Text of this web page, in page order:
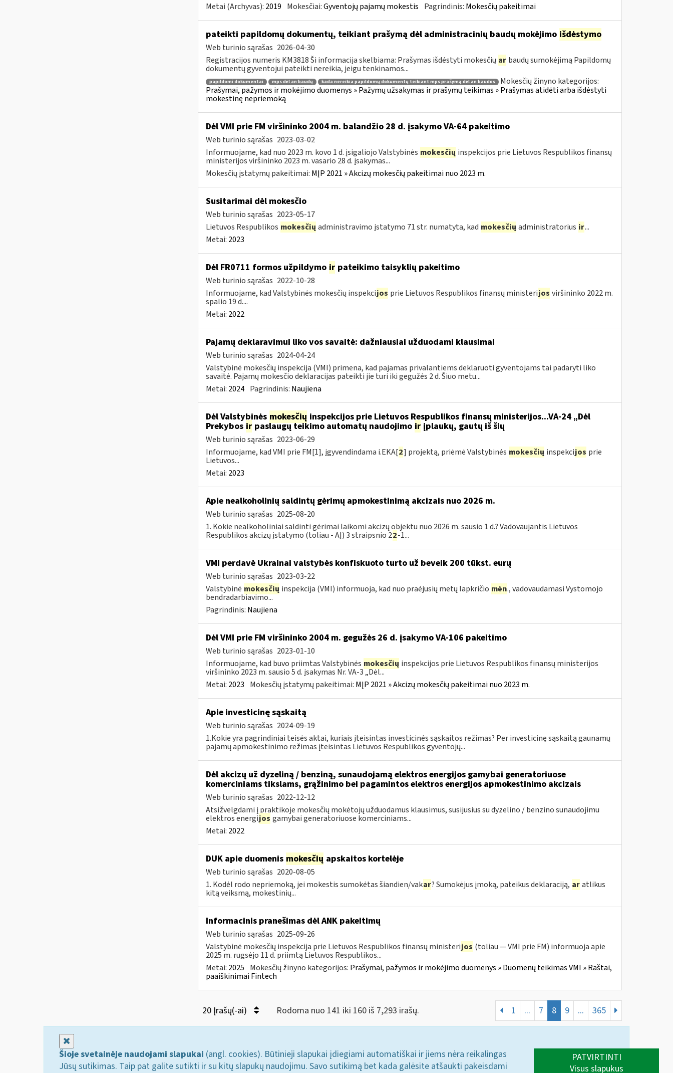
Metai (Archyvas): 2019 Mokesčiai:Gyventojų pajamų mokestis Pagrindinis: Mokesčių pakeitimai
pateikti papildomų dokumentų, teikiant prašymą dėl administracinių baudų mokėjimo išdėstymo
Web turinio sąrašas 2026-04-30
Registracijos numeris KM3818 Ši informacija skelbiama: Prašymas išdėstyti mokesčių ar baudų sumokėjimą Papildomų
dokumentų gyventojui pateikti nereikia, jeigu tenkinamos...
papildomi dokumentai mps dėl an baudų kada nereikia papildomų dokumentų teikiant mps prašymą dėl an baudos
Mokesčių žinyno kategorijos:
Prašymai, pažymos ir mokėjimo duomenys » Pažymų užsakymas ir prašymų teikimas » Prašymas atidėti arba išdėstyti
mokestinę nepriemoką
Dėl VMI prie FM viršininko 2004 m. balandžio 28 d. įsakymo VA-64 pakeitimo
Web turinio sąrašas 2023-03-02
Informuojame, kad nuo 2023 m. kovo 1 d. įsigaliojo Valstybinės mokesčių inspekcijos prie Lietuvos Respublikos finansų
ministerijos viršininko 2023 m. vasario 28 d. įsakymas...
Mokesčių įstatymų pakeitimai: MĮP 2021 » Akcizų mokesčių pakeitimai nuo 2023 m.
Susitarimai dėl mokesčio
Web turinio sąrašas 2023-05-17
Lietuvos Respublikos mokesčių administravimo įstatymo 71 str. numatyta, kad mokesčių administratorius ir...
Metai: 2023
Dėl FR0711 formos užpildymo irpateikimo taisyklių pakeitimo
Web turinio sąrašas 2022-10-28
Informuojame, kad Valstybinės mokesčių inspekcijos prie Lietuvos Respublikos finansų ministerijos viršininko 2022 m.
spalio 19 d....
Metai: 2022
Pajamų deklaravimui liko vos savaitė: dažniausiai užduodami klausimai
Web turinio sąrašas 2024-04-24
Valstybinė mokesčių inspekcija (VMI) primena, kad pajamas privalantiems deklaruoti gyventojams tai padaryti liko
savaitė. Pajamų mokesčio deklaracijas pateikti jie turi iki gegužės 2 d. Šiuo metu...
Metai: 2024 Pagrindinis: Naujiena
Dėl Valstybinės mokesčių inspekcijos prie Lietuvos Respublikos finansų ministerijos...VA-24 „Dėl
Prekybos irpaslaugų teikimo automatų naudojimo irįplaukų, gautų iš šių
Web turinio sąrašas 2023-06-29
Informuojame, kad VMI prie FM[1], įgyvendindama i.EKA[2] projektą, priėmė Valstybinės mokesčių inspekcijos prie
Lietuvos...
Metai: 2023
Apie nealkoholinių saldintų gėrimų apmokestinimą akcizais nuo 2026 m.
Web turinio sąrašas 2025-08-20
1. Kokie nealkoholiniai saldinti gėrimai laikomi akcizų objektu nuo 2026 m. sausio 1 d.? Vadovaujantis Lietuvos
Respublikos akcizų įstatymo (toliau - AĮ) 3 straipsnio 22-1...
VMI perdavė Ukrainai valstybės konfiskuoto turto už beveik 200 tūkst. eurų
Web turinio sąrašas 2023-03-22
Valstybinė mokesčių inspekcija (VMI) informuoja, kad nuo praėjusių metų lapkričio mėn., vadovaudamasi Vystomojo
bendradarbiavimo...
Pagrindinis: Naujiena
Dėl VMI prie FM viršininko 2004 m. gegužės 26 d. įsakymo VA-106 pakeitimo
Web turinio sąrašas 2023-01-10
Informuojame, kad buvo priimtas Valstybinės mokesčių inspekcijos prie Lietuvos Respublikos finansų ministerijos
viršininko 2023 m. sausio 5 d. įsakymas Nr. VA-3 „Dėl...
Metai: 2023 Mokesčių įstatymų pakeitimai: MĮP 2021 » Akcizų mokesčių pakeitimai nuo 2023 m.
Apie investicinę sąskaitą
Web turinio sąrašas 2024-09-19
1.Kokie yra pagrindiniai teisės aktai, kuriais įteisintas investicinės sąskaitos režimas? Per investicinę sąskaitą gaunamų
pajamų apmokestinimo režimas įteisintas Lietuvos Respublikos gyventojų...
Dėl akcizų už dyzeliną / benziną, sunaudojamą elektros energijos gamybai generatoriuose
komerciniams tikslams, grąžinimo bei pagamintos elektros energijos apmokestinimo akcizais
Web turinio sąrašas 2022-12-12
Atsižvelgdami į praktikoje mokesčių mokėtojų užduodamus klausimus, susijusius su dyzelino / benzino sunaudojimu
elektros energijos gamybai generatoriuose komerciniams...
Metai: 2022
DUK apie duomenis mokesčių apskaitos kortelėje
Web turinio sąrašas 2020-08-05
1. Kodėl rodo nepriemoką, jei mokestis sumokėtas šiandien/vakar? Sumokėjus įmoką, pateikus deklaraciją, ar atlikus
kitą veiksmą, mokestinių...
Informacinis pranešimas dėl ANK pakeitimų
Web turinio sąrašas 2025-09-26
Valstybinė mokesčių inspekcija prie Lietuvos Respublikos finansų ministerijos (toliau — VMI prie FM) informuoja apie
2025 m. rugsėjo 11 d. priimtą Lietuvos Respublikos...
Metai: 2025 Mokesčių žinyno kategorijos: Prašymai, pažymos ir mokėjimo duomenys » Duomenų teikimas VMI » Raštai,
paaiškinimai Fintech
20 Įrašų(-ai) Rodoma nuo 141 iki 160 iš 7,293 irašų. 1 ... 7 8 9 ... 365
Šioje svetainėje naudojami slapukai (angl. cookies). Būtinieji slapukai įdiegiami automatiškai ir jiems nėra reikalingas
Jūsų sutikimas. Taip pat galite sutikti ir su kitų slapukų naudojimu. Savo sutikimą bet kada galėsite atšaukti pakeisdami
PATVIRTINTI
Visus slapukus